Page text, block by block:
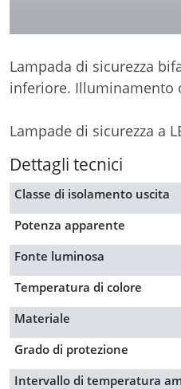
Lampada di sicurezza
inferiore. Illuminamento
Lampade di sicurezza a
Dettagli tecnici
Classe di isolamento uscita
Potenza apparente
Fonte luminosa
Temperatura di colore
Materiale
Grado di protezione
Intervallo di temperatura